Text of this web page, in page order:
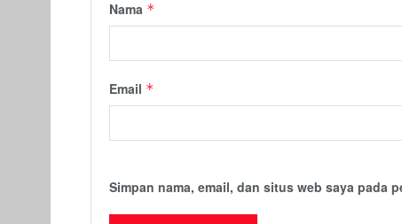
Nama *
Email *
Simpan nama, email, dan situs web saya pada